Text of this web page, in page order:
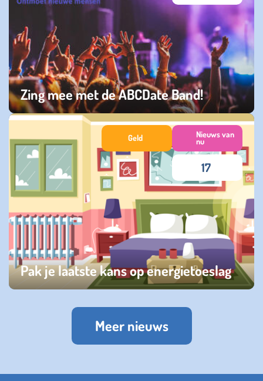
Zing mee met de ABCDate Band!
maandag 18 november 2024
Pak je laatste kans op energietoeslag
Geld Nieuws van
nu
17
Meer nieuws